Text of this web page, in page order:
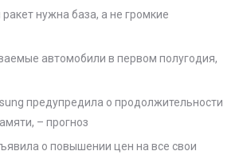
нужна база, а не громкие
автомобили в первом полугодия,
предупредила о продолжительности
– прогноз
о повышении цен на все свои